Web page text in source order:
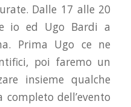
Dalle 17 alle 20
io ed Ugo Bardi a
Prima Ugo ce ne
poi faremo un
insieme qualche
dell’evento